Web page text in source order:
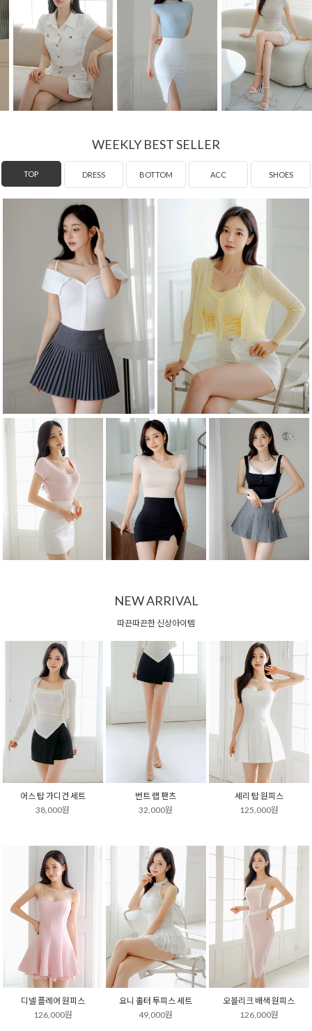
WEEKLY BEST SELLER
TOP DRESS BOTTOM ACC SHOES
NEW ARRIVAL
따끈따끈한 신상아이템
어스 탑 가디건 세트
38,000원
번트 랩 팬츠
32,000원
세리 탑 원피스
125,000원
디넬 플레어 원피스
126,000원
요니 홀터 투피스 세트
49,000원
오블리크 배색 원피스
126,000원